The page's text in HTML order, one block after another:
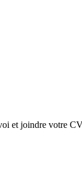
et joindre votre